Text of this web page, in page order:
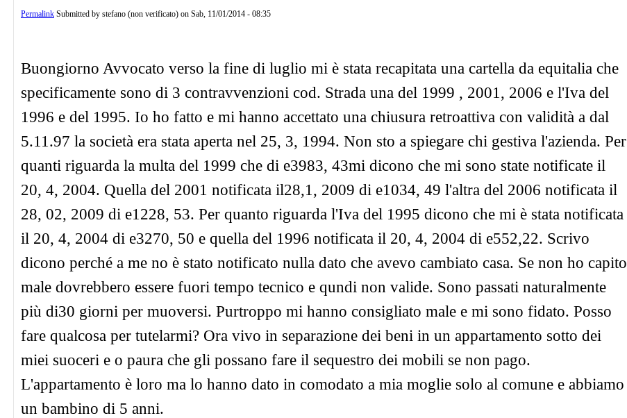
Permalink Submitted by stefano (non verificato) on Sab, 11/01/2014 - 08:35
Buongiorno Avvocato verso la fine di luglio mi è stata recapitata una cartella da equitalia che
specificamente sono di 3 contravvenzioni cod. Strada una del 1999 , 2001, 2006 e l'Iva del
1996 e del 1995. Io ho fatto e mi hanno accettato una chiusura retroattiva con validità a dal
5.11.97 la società era stata aperta nel 25, 3, 1994. Non sto a spiegare chi gestiva l'azienda. Per
quanti riguarda la multa del 1999 che di e3983, 43mi dicono che mi sono state notificate il
20, 4, 2004. Quella del 2001 notificata il28,1, 2009 di e1034, 49 l'altra del 2006 notificata il
28, 02, 2009 di e1228, 53. Per quanto riguarda l'Iva del 1995 dicono che mi è stata notificata
il 20, 4, 2004 di e3270, 50 e quella del 1996 notificata il 20, 4, 2004 di e552,22. Scrivo
dicono perché a me no è stato notificato nulla dato che avevo cambiato casa. Se non ho capito
male dovrebbero essere fuori tempo tecnico e qundi non valide. Sono passati naturalmente
più di30 giorni per muoversi. Purtroppo mi hanno consigliato male e mi sono fidato. Posso
fare qualcosa per tutelarmi? Ora vivo in separazione dei beni in un appartamento sotto dei
miei suoceri e o paura che gli possano fare il sequestro dei mobili se non pago.
L'appartamento è loro ma lo hanno dato in comodato a mia moglie solo al comune e abbiamo
un bambino di 5 anni.